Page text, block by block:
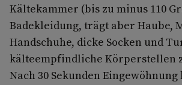
Kältekammer (bis zu minus 110
Badekleidung, trägt aber Haube,
Handschuhe, dicke Socken und
kälteempfindliche Körperstellen
Nach 30 Sekunden